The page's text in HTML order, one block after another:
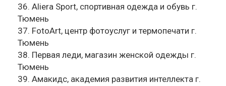
36. Aliera Sport, спортивная одежда и обувь г.
Тюмень
37. FotoArt, центр фотоуслуг и термопечати г.
Тюмень
38. Первая леди, магазин женской одежды г.
Тюмень
39. Амакидс, академия развития интеллекта г.